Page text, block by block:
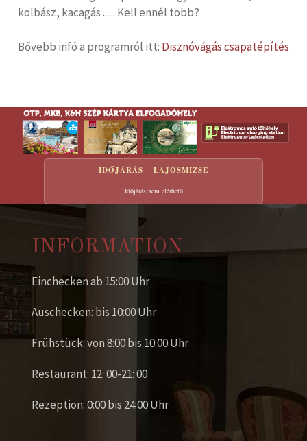
kolbász, kacagás ...... Kell ennél több?
Bővebb infó a programról itt: Disznóvágás csapatépítés
IDŐJÁRÁS – LAJOSMIZSE
Időjárás nem elérhető
INFORMATION
Einchecken ab 15:00 Uhr
Auschecken: bis 10:00 Uhr
Frühstück: von 8:00 bis 10:00 Uhr
Restaurant: 12: 00-21: 00
Rezeption: 0:00 bis 24:00 Uhr